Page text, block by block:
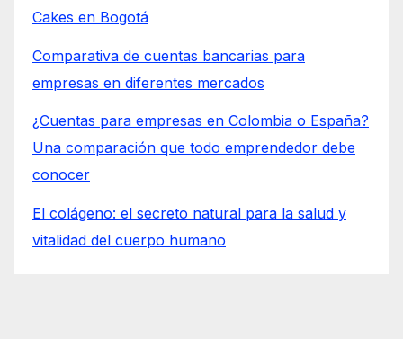
Cakes en Bogotá
Comparativa de cuentas bancarias para
empresas en diferentes mercados
¿Cuentas para empresas en Colombia o España?
Una comparación que todo emprendedor debe
conocer
El colágeno: el secreto natural para la salud y
vitalidad del cuerpo humano